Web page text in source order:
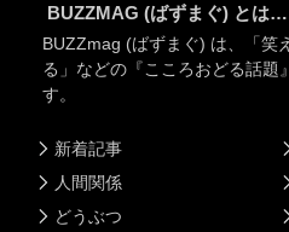
BUZZMAG (ばずまぐ) とは…
BUZZmag (ばずまぐ) は、「笑
る」などの『こころおどる話題
す。
新着記事
人間関係
どうぶつ